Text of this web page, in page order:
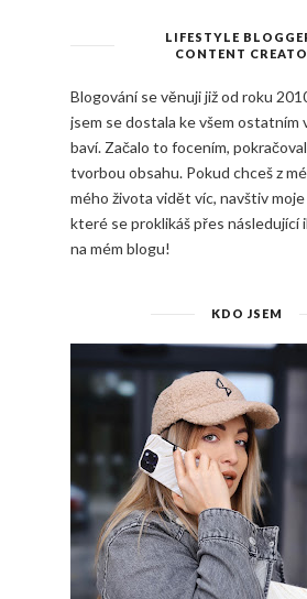
LIFESTYLE
CONTENT
Blogování se věnuji již od roku
jsem se dostala ke všem ostatním
baví. Začalo to focením,
tvorbou obsahu. Pokud chceš z
mého života vidět víc, navštiv
které se proklikáš přes následující
na mém blogu!
KDO JSEM